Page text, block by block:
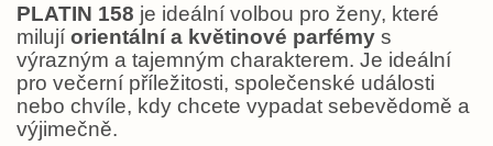
PLATIN 158 je ideální volbou pro ženy, které
milují orientální a květinové parfémy s
výrazným a tajemným charakterem. Je ideální
pro večerní příležitosti, společenské události
nebo chvíle, kdy chcete vypadat sebevědomě a
výjimečně.